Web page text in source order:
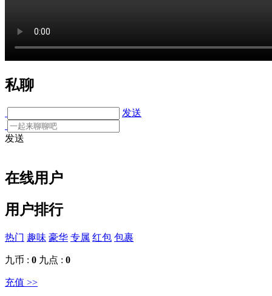
私聊
发送
发送
在线用户
用户排行
热门 趣味 豪华 专属 红包 包裹
九币 : 0 九点 : 0
充值 >>